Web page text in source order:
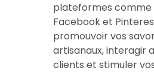
plateformes comme
Facebook et
promouvoir vos
artisanaux, interagir
clients et stimuler